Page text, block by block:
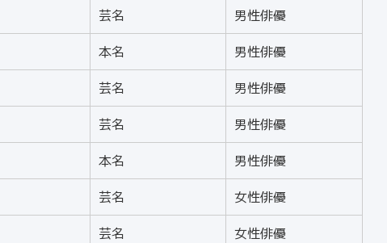
芸名 男性俳優
本名 男性俳優
芸名 男性俳優
芸名 男性俳優
本名 男性俳優
芸名 女性俳優
芸名 女性俳優